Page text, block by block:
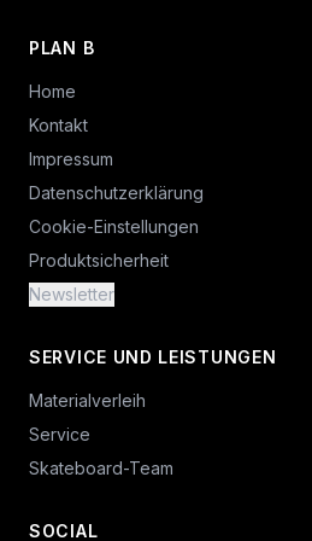
PLAN B
Home
Kontakt
Impressum
Datenschutzerklärung
Cookie-Einstellungen
Produktsicherheit
Newsletter
SERVICE UND LEISTUNGEN
Materialverleih
Service
Skateboard-Team
SOCIAL